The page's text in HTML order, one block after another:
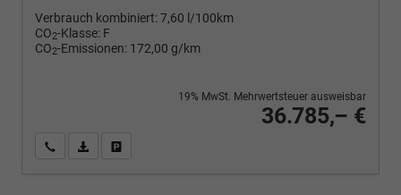
Verbrauch kombiniert:7,60 l/100km
CO2-Klasse: F
CO2-Emissionen: 172,00 g/km
36.785,– €
19% MwSt. Mehrwertsteuer ausweisbar
Wir rufen Sie anPDF-Fahrzeugexposé drucken